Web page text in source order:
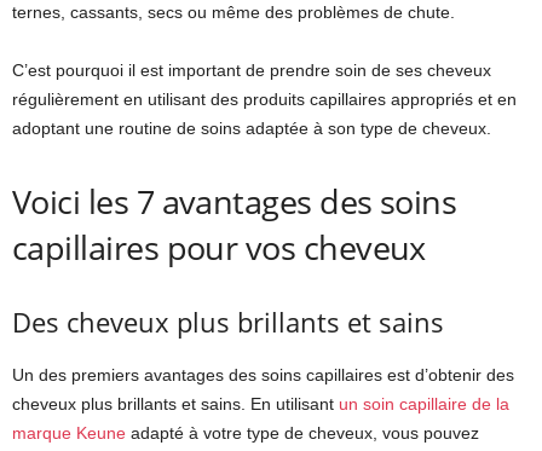
ternes, cassants, secs ou même des problèmes de chute.
C’est pourquoi il est important de prendre soin de ses cheveux
régulièrement en utilisant des produits capillaires appropriés et en
adoptant une routine de soins adaptée à son type de cheveux.
Voici les 7 avantages des soins
capillaires pour vos cheveux
Des cheveux plus brillants et sains
Un des premiers avantages des soins capillaires est d’obtenir des
cheveux plus brillants et sains. En utilisant un soin capillaire de la
marque Keune adapté à votre type de cheveux, vous pouvez